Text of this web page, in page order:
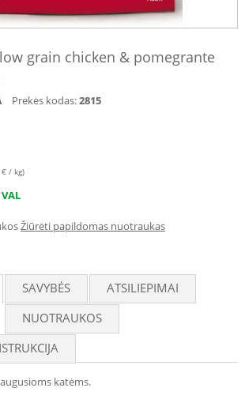
grain chicken & pomegrante
Prekės kodas:2815
/ kg)
Žiūrėti papildomas nuotraukas
SAVYBĖS
ATSILIEPIMAI
NUOTRAUKOS
katėms.